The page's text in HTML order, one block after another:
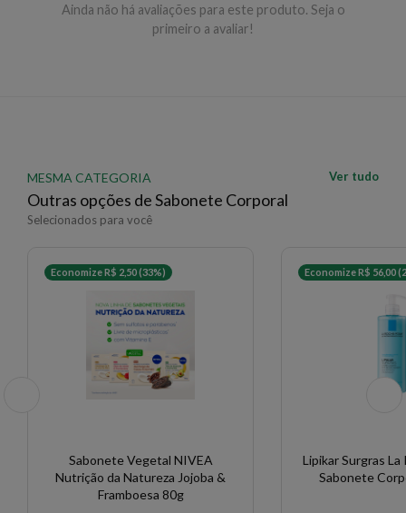
úmida, distribua pela raiz e comprimento dos cabelos
Ainda não há avaliações para este produto. Seja o
primeiro a avaliar!
MESMA CATEGORIA
Outras opções de Sabonete Corporal
Selecionados para você
Ver tudo
Economize R$ 2,50 (33%)
Sabonete Vegetal NIVEA
Nutrição da Natureza Jojoba &
Framboesa 80g
Economize R$ 56,00
Lipikar Surgras La
Sabonete